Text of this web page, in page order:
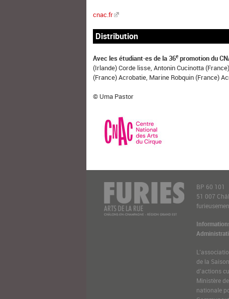
cnac.fr
Distribution
Avec les étudiant·es de la 36e promotion du
(Irlande) Corde lisse, Antonin Cucinotta
(France) Acrobatie, Marine Robquin (France)
© Uma Pastor
BP 60 101
51 007
de la
d’actions
Ministère
nationale